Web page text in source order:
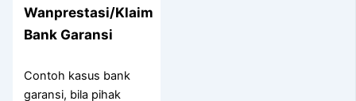
Wanprestasi/Klaim
Bank Garansi
Contoh kasus bank
garansi, bila pihak